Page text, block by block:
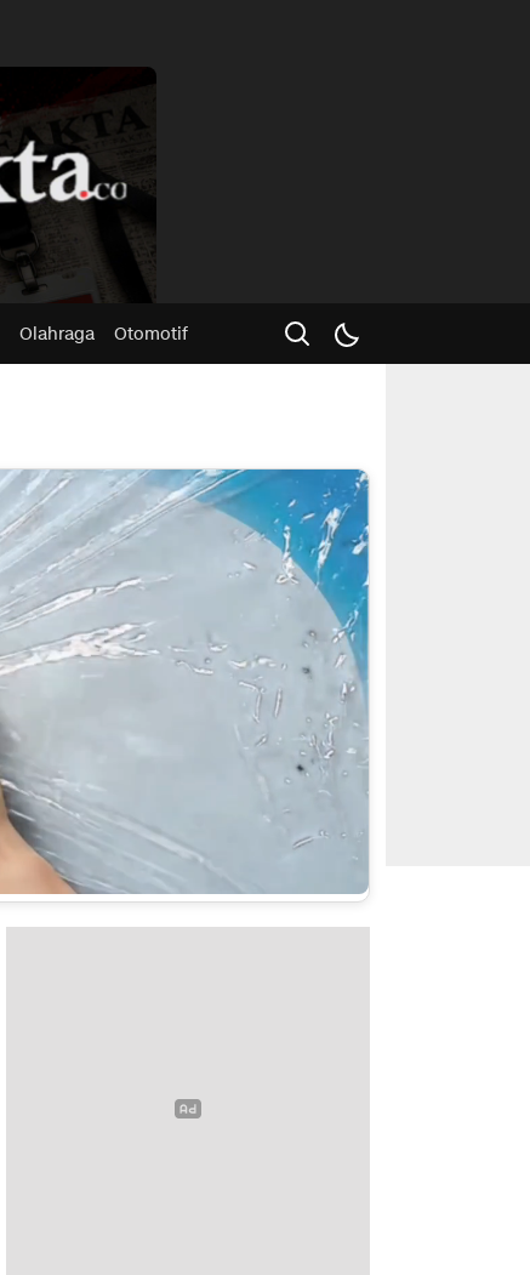
Olahraga Otomotif